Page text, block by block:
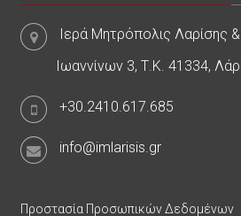
Ιερά Μητρόπολις Λαρίσης
Ιωαννίνων 3, Τ.Κ. 41334,
+30.2410.617.685
info@imlarisis.gr
Προστασία Προσωπικών Δεδομένων